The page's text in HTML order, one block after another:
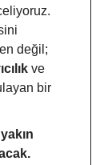
değil;
ve
bir